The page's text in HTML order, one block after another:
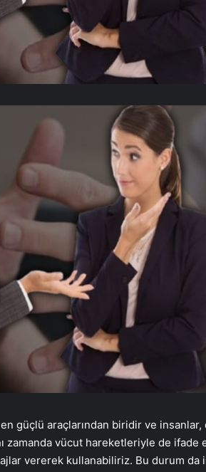
güçlü araçlarından biridir ve insanlar,
zamanda vücut hareketleriyle de ifade
vererek kullanabiliriz. Bu durum da